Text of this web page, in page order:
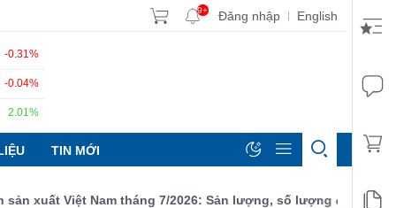
9+ Đăng nhập | English
-0.31%
-0.04%
2.01%
TIN MỚI
xuất Việt Nam tháng 7/2026: Sản lượng, số lượng đơn đặt hàng